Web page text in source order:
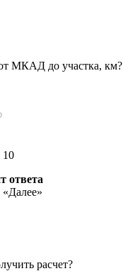
МКАД до участка, км?
ответа
расчет?